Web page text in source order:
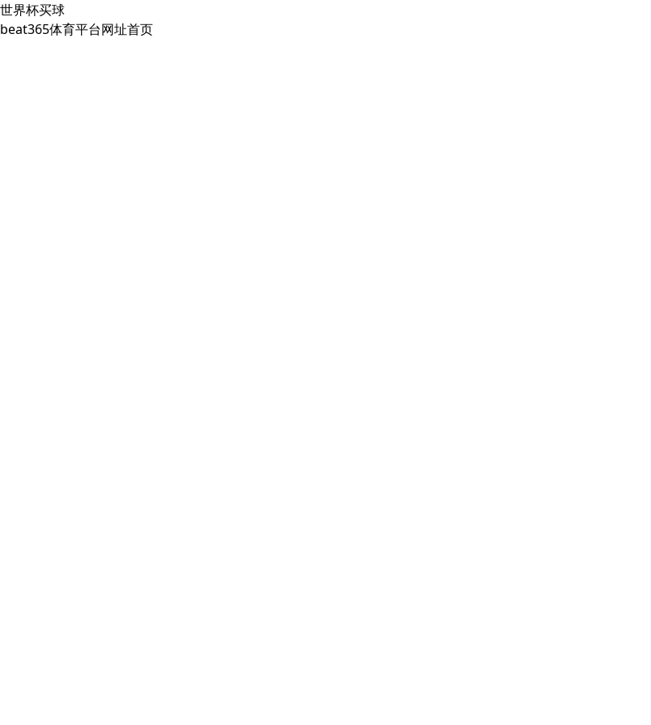
世界杯买球
beat365体育平台网址首页